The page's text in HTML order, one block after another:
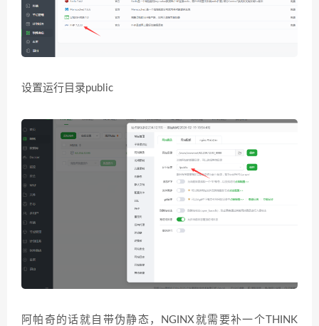
设置运行目录public
阿帕奇的话就自带伪静态，NGINX就需要补一个THINK